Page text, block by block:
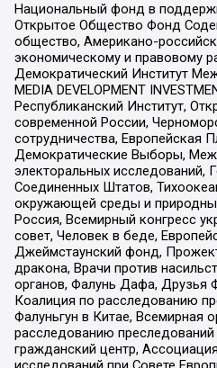
Национальный фонд в
Открытое Общество Фонд
общество, Американо-
экономическому и правовому
Демократический Институт
MEDIA DEVELOPMENT
Республиканский Институт,
современной России,
сотрудничества, Европейская
Демократические Выборы,
электоральных
Соединенных Штатов,
окружающей среды и
Россия, Всемирный конгресс
совет, Человек в беде,
Джеймстаунский фонд,
дракона, Врачи против
органов, Фалунь Дафа, Друзья
Коалиция по расследованию
Фалуньгун в Китае, Всемирная
расследованию
гражданский центр,